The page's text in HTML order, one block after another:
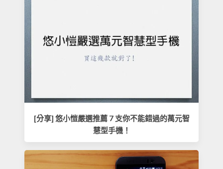
[分享] 悠小愷嚴選推薦 7 支你不能錯過的萬元智
慧型手機！